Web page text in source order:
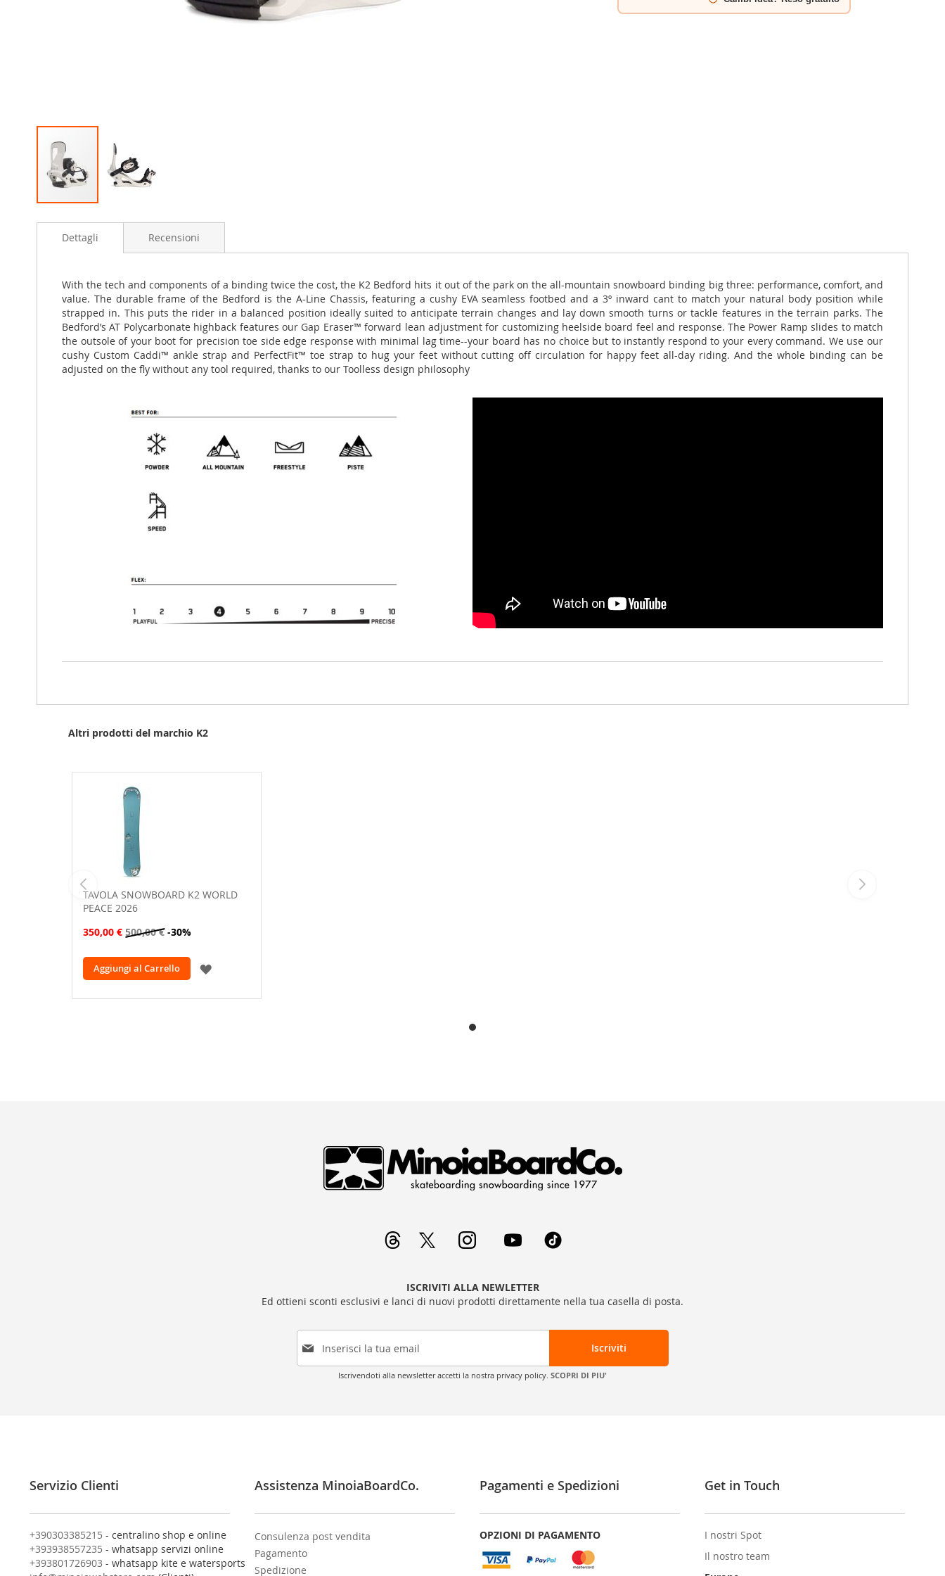
to
images
gallery
Dettagli
With the tech and components of a binding twice the cost, the K2 Bedford hits it out of the park on the all-mountain snowboard binding big three: performance, comfort, and
value. The durable frame of the Bedford is the A-Line Chassis, featuring a cushy EVA seamless footbed and a 3º inward cant to match your natural body position while
strapped in. This puts the rider in a balanced position ideally suited to anticipate terrain changes and lay down smooth turns or tackle features in the terrain parks. The
Bedford’s AT Polycarbonate highback features our Gap Eraser™ forward lean adjustment for customizing heelside board feel and response. The Power Ramp slides to match
the outsole of your boot for precision toe side edge response with minimal lag time--your board has no choice but to instantly respond to your every command. We use our
cushy Custom Caddi™ ankle strap and PerfectFit™ toe strap to hug your feet without cutting off circulation for happy feet all-day riding. And the whole binding can be
adjusted on the fly without any tool required, thanks to our Toolless design philosophy
Recensioni
Altri prodotti del marchio K2
TAVOLA SNOWBOARD K2 WORLD
PEACE 2026
350,00 € 500,00 € -30%
Aggiungi al Carrello
AGGIUNGI
ISCRIVITI ALLA NEWLETTER
Ed ottieni sconti esclusivi e lanci di nuovi prodotti direttamente nella tua casella di posta.
I
c
l
n
o
s
t
Iscriviti
Iscrivendoti alla newsletter accetti la nostra privacy policy. SCOPRI DI PIU'
Servizio Clienti
+390303385215 - centralino shop e online
+393938557235 - whatsapp servizi online
+393801726903 - whatsapp kite e watersports
Assistenza MinoiaBoardCo.
Consulenza post vendita
Pagamento
Spedizione
Pagamenti e Spedizioni
OPZIONI DI PAGAMENTO
Get in Touch
I nostri Spot
Il nostro team